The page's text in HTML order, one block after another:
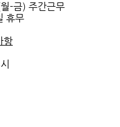
-금) 주간근무
무
항